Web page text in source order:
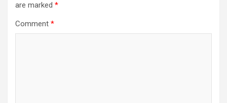
are marked *
Comment *